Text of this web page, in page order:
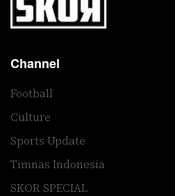
Channel
Football
Culture
Sports Update
Timnas Indonesia
SKOR SPECIAL